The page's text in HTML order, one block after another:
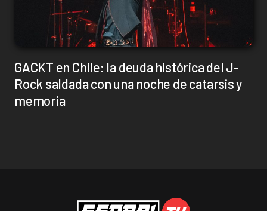
GACKT en Chile: la deuda histórica del J-
Rock saldada con una noche de catarsis y
memoria